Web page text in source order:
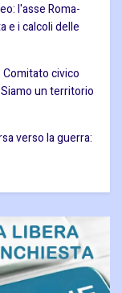
l'asse Roma-
e i calcoli delle
civico
un territorio
verso la guerra: